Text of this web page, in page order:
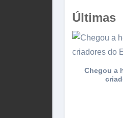
Últimas
Chegou a